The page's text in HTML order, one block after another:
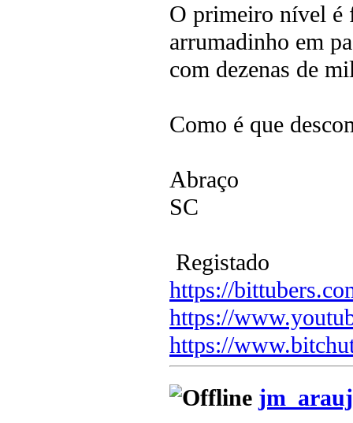
O primeiro nível é
arrumadinho em
com dezenas de
Como é que
Abraço
SC
Registado
https://
https://
https://